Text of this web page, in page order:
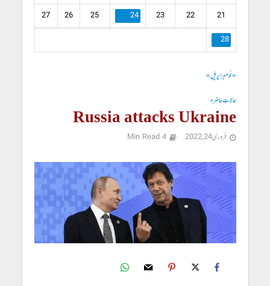
21
22
23
24
25
26
27
28
« نومبراپریل »
حالاتِ حاضرہ
Russia attacks Ukraine
فروری 24, 2022 4 Min Read